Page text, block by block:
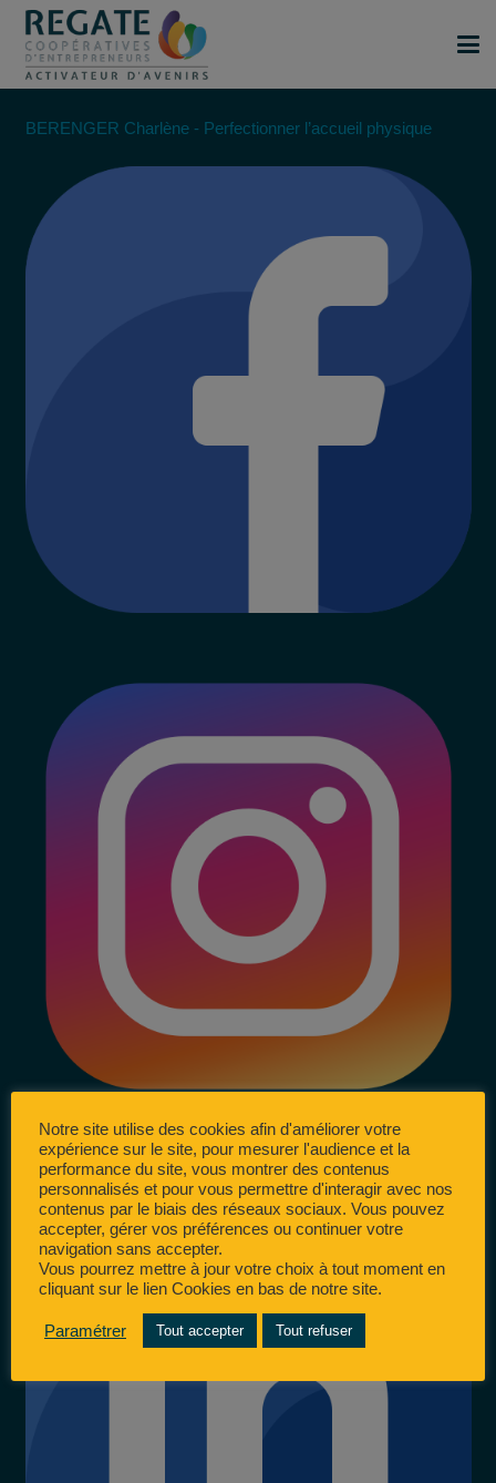
BERENGER Charlène - Perfectionner l’accueil physique
Notre site utilise des cookies afin d'améliorer votre
expérience sur le site, pour mesurer l'audience et la
performance du site, vous montrer des contenus
personnalisés et pour vous permettre d'interagir avec nos
contenus par le biais des réseaux sociaux. Vous pouvez
accepter, gérer vos préférences ou continuer votre
navigation sans accepter.
Vous pourrez mettre à jour votre choix à tout moment en
cliquant sur le lien Cookies en bas de notre site.
Paramétrer Tout accepter Tout refuser